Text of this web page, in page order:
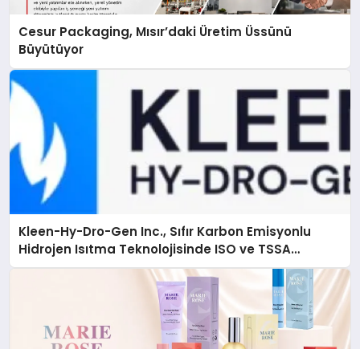
Cesur Packaging, Mısır’daki Üretim Üssünü
Büyütüyor
Kleen-Hy-Dro-Gen Inc., Sıfır Karbon Emisyonlu
Hidrojen Isıtma Teknolojisinde ISO ve TSSA
Düzenleyici Onaylarını Aldı